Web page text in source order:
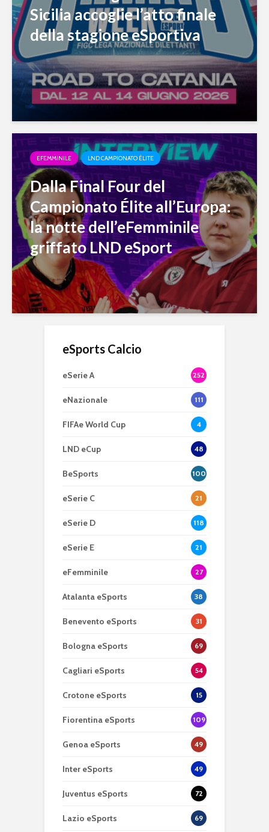
Sicilia accoglie l’atto finale
della stagione eSportiva
EFEMMINILE LND CAMPIONATO ÉLITE
Dalla Final Four del
Campionato Élite all’Europa:
la notte dell’eFemminile
griffato LND eSport
eSports Calcio
eSerie A 252
eNazionale 111
FIFAe World Cup 4
LND eCup 48
BeSports 100
eSerie C 21
eSerie D 118
eSerie E 21
eFemminile 27
Atalanta eSports 38
Benevento eSports 31
Bologna eSports 69
Cagliari eSports 54
Crotone eSports 15
Fiorentina eSports 109
Genoa eSports 49
Inter eSports 49
Juventus eSports 72
Lazio eSports 69